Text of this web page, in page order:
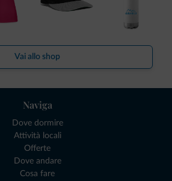
Vai allo shop
Naviga
Dove dormire
Attività locali
Offerte
Dove andare
Cosa fare